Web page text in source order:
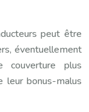
peut être
éventuellement
plus
bonus-malus